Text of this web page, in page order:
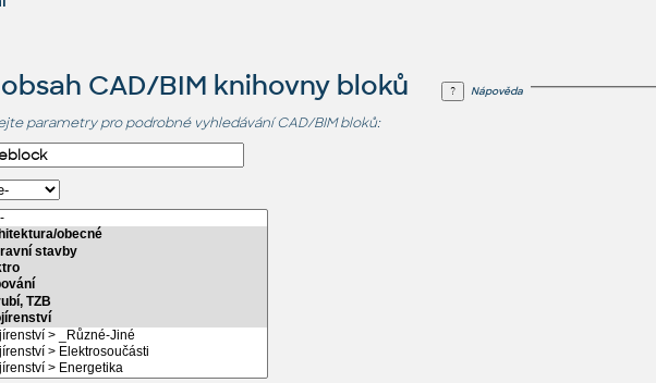
CAD/BIM knihovny bloků Nápověda
parametry pro podrobné vyhledávání CAD/BIM bloků: